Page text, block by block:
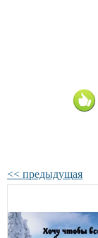
<< предыдущая